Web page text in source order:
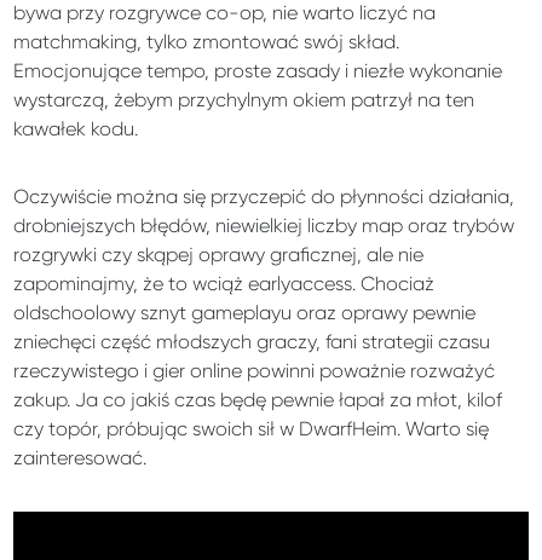
bywa przy rozgrywce co-op, nie warto liczyć na
matchmaking, tylko zmontować swój skład.
Emocjonujące tempo, proste zasady i niezłe wykonanie
wystarczą, żebym przychylnym okiem patrzył na ten
kawałek kodu.
Oczywiście można się przyczepić do płynności działania,
drobniejszych błędów, niewielkiej liczby map oraz trybów
rozgrywki czy skąpej oprawy graficznej, ale nie
zapominajmy, że to wciąż earlyaccess. Chociaż
oldschoolowy sznyt gameplayu oraz oprawy pewnie
zniechęci część młodszych graczy, fani strategii czasu
rzeczywistego i gier online powinni poważnie rozważyć
zakup. Ja co jakiś czas będę pewnie łapał za młot, kilof
czy topór, próbując swoich sił w DwarfHeim. Warto się
zainteresować.